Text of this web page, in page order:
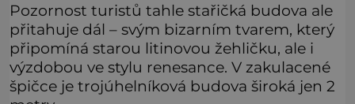
Pozornost turistů tahle stařičká budova ale
přitahuje dál – svým bizarním tvarem, který
připomíná starou litinovou žehličku, ale i
výzdobou ve stylu renesance. V zakulacené
špičce je trojúhelníková budova široká jen 2